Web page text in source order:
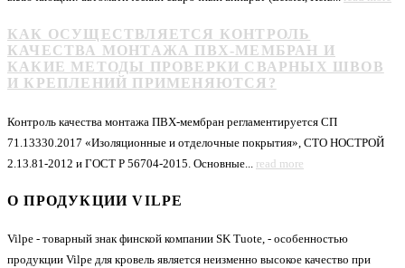
КАК ОСУЩЕСТВЛЯЕТСЯ КОНТРОЛЬ
КАЧЕСТВА МОНТАЖА ПВХ-МЕМБРАН И
КАКИЕ МЕТОДЫ ПРОВЕРКИ СВАРНЫХ ШВОВ
И КРЕПЛЕНИЙ ПРИМЕНЯЮТСЯ?
Контроль качества монтажа ПВХ-мембран регламентируется СП
71.13330.2017 «Изоляционные и отделочные покрытия», СТО НОСТРОЙ
2.13.81-2012 и ГОСТ Р 56704-2015. Основные... read more
О ПРОДУКЦИИ VILPE
Vilpe - товарный знак финской компании SK Tuote, - особенностью
продукции Vilpe для кровель является неизменно высокое качество при